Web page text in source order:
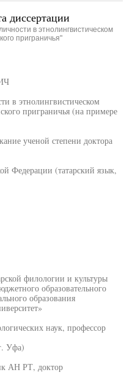
диссертации
в этнолингвистическом
приграничья"
в этнолингвистическом
приграничья (на примере
ученой степени доктора
Федерации (татарский язык,
филологии и культуры
образовательного
образования
наук, профессор
Уфа)
АН РТ, доктор